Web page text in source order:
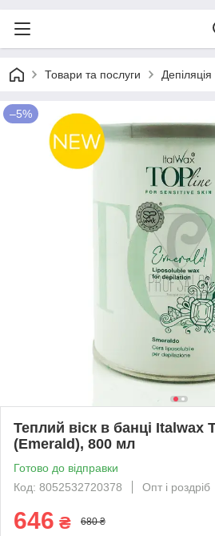
Товари та послуги
–5%
Теплий віск в банці Italwax
(Emerald), 800 мл
Готово до відправки
Код: 8052532720378
Опт і роздріб
646 ₴ 680 ₴